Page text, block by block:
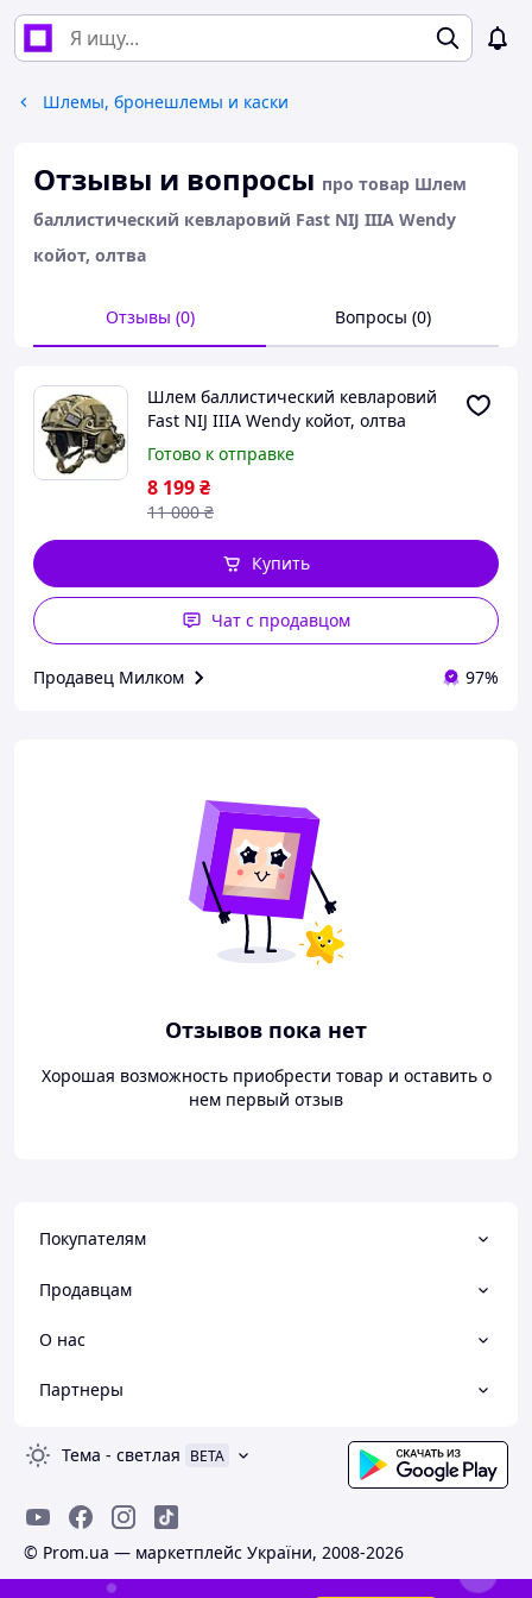
Шлемы, бронешлемы и каски
Отзывы и вопросы про товар Шлем
баллистический кевларовий Fast NIJ IIIA Wendy
койот, олтва
Отзывы (0) Вопросы (0)
Отзывов пока нет
Хорошая возможность приобрести товар и оставить о
нем первый отзыв
Шлем баллистический кевларовий
Fast NIJ IIIA Wendy койот, олтва
Готово к отправке
8 199₴
11 000 ₴
Купить
Чат с продавцом
Продавец Милком 97%
Покупателям
Продавцам
О нас
Партнеры
Тема - светлая BETA
© Prom.ua — маркетплейс України, 2008-2026